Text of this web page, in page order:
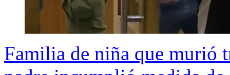
Familia de niña que murió